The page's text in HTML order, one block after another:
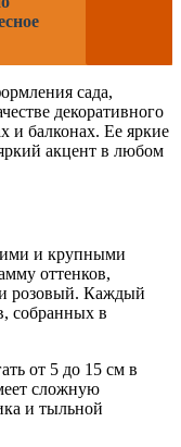
сада,
декоративного
и балконах. Ее яркие
акцент в любом
и крупными
оттенков,
розовый. Каждый
собранных в
от 5 до 15 см в
сложную
и тыльной